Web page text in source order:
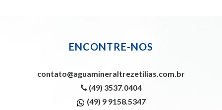
ENCONTRE-NOS
contato@aguamineraltrezetilias.com.br
(49) 3537.0404
(49) 9 9158.5347